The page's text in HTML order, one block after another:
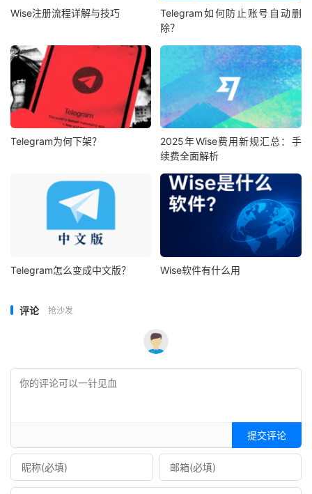
Wise注册流程详解与技巧
Telegram如何防止账号自动删
除？
Telegram为何下架？
2025年Wise费用新规汇总：手
续费全面解析
Telegram怎么变成中文版？ Wise软件有什么用
评论 抢沙发
提交评论